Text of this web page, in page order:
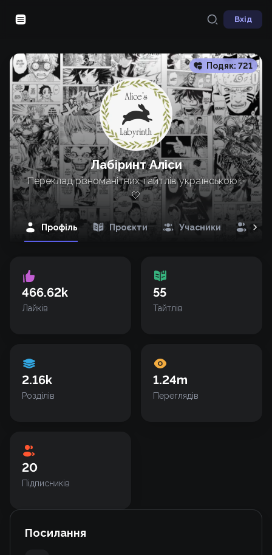
Вхід
Подяк: 721
Лабіринт Аліси
Переклад різноманітних тайтлів українською✨
🤍
Профіль Проєкти Учасники
466.62k
Лайків
55
Тайтлів
2.16k
Розділів
1.24m
Переглядів
20
Підписників
Посилання